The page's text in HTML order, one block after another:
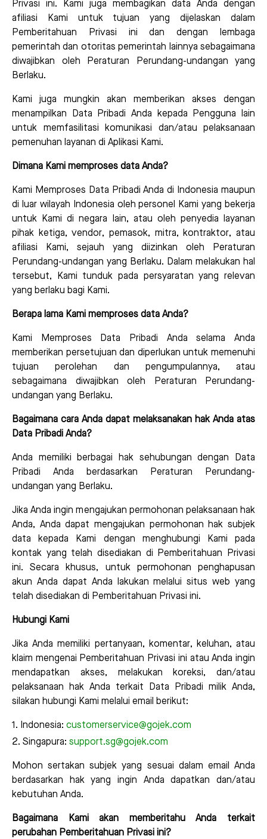
Privasi ini. Kami juga membagikan data Anda dengan
afiliasi Kami untuk tujuan yang dijelaskan dalam
Pemberitahuan Privasi ini dan dengan lembaga
pemerintah dan otoritas pemerintah lainnya sebagaimana
diwajibkan oleh Peraturan Perundang-undangan yang
Berlaku.
Kami juga mungkin akan memberikan akses dengan
menampilkan Data Pribadi Anda kepada Pengguna lain
untuk memfasilitasi komunikasi dan/atau pelaksanaan
pemenuhan layanan di Aplikasi Kami.
Dimana Kami memproses data Anda?
Kami Memproses Data Pribadi Anda di Indonesia maupun
di luar wilayah Indonesia oleh personel Kami yang bekerja
untuk Kami di negara lain, atau oleh penyedia layanan
pihak ketiga, vendor, pemasok, mitra, kontraktor, atau
afiliasi Kami, sejauh yang diizinkan oleh Peraturan
Perundang-undangan yang Berlaku. Dalam melakukan hal
tersebut, Kami tunduk pada persyaratan yang relevan
yang berlaku bagi Kami.
Berapa lama Kami memproses data Anda?
Kami Memproses Data Pribadi Anda selama Anda
memberikan persetujuan dan diperlukan untuk memenuhi
tujuan perolehan dan pengumpulannya, atau
sebagaimana diwajibkan oleh Peraturan Perundang-
undangan yang Berlaku.
Bagaimana cara Anda dapat melaksanakan hak Anda atas
Data Pribadi Anda?
Anda memiliki berbagai hak sehubungan dengan Data
Pribadi Anda berdasarkan Peraturan Perundang-
undangan yang Berlaku.
Jika Anda ingin mengajukan permohonan pelaksanaan hak
Anda, Anda dapat mengajukan permohonan hak subjek
data kepada Kami dengan menghubungi Kami pada
kontak yang telah disediakan di Pemberitahuan Privasi
ini. Secara khusus, untuk permohonan penghapusan
akun Anda dapat Anda lakukan melalui situs web yang
telah disediakan di Pemberitahuan Privasi ini.
Hubungi Kami
Jika Anda memiliki pertanyaan, komentar, keluhan, atau
klaim mengenai Pemberitahuan Privasi ini atau Anda ingin
mendapatkan akses, melakukan koreksi, dan/atau
pelaksanaan hak Anda terkait Data Pribadi milik Anda,
silakan hubungi Kami melalui email berikut:
Indonesia: customerservice@gojek.com
Singapura: support.sg@gojek.com
Mohon sertakan subjek yang sesuai dalam email Anda
berdasarkan hak yang ingin Anda dapatkan dan/atau
kebutuhan Anda.
Bagaimana Kami akan memberitahu Anda terkait
perubahan Pemberitahuan Privasi ini?